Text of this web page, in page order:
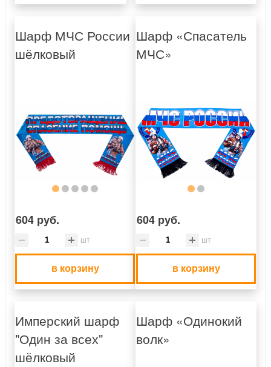
Шарф МЧС России
шёлковый
604 руб.
шт
в корзину
Шарф «Спасатель
МЧС»
604 руб.
шт
в корзину
Имперский шарф
"Один за всех"
шёлковый
Шарф «Одинокий
волк»